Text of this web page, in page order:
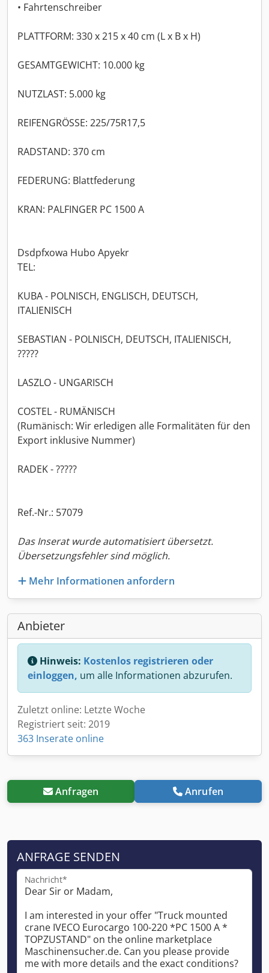
• Fahrtenschreiber
PLATTFORM: 330 x 215 x 40 cm (L x B x H)
GESAMTGEWICHT: 10.000 kg
NUTZLAST: 5.000 kg
REIFENGRÖSSE: 225/75R17,5
RADSTAND: 370 cm
FEDERUNG: Blattfederung
KRAN: PALFINGER PC 1500 A
Dsdpfxowa Hubo Apyekr
TEL:
KUBA - POLNISCH, ENGLISCH, DEUTSCH,
ITALIENISCH
SEBASTIAN - POLNISCH, DEUTSCH, ITALIENISCH,
?????
LASZLO - UNGARISCH
COSTEL - RUMÄNISCH
(Rumänisch: Wir erledigen alle Formalitäten für den
Export inklusive Nummer)
RADEK - ?????
Ref.-Nr.: 57079
Das Inserat wurde automatisiert übersetzt.
Übersetzungsfehler sind möglich.
Mehr Informationen anfordern
Anbieter
Hinweis: Kostenlos registrieren oder
einloggen, um alle Informationen abzurufen.
Zuletzt online: Letzte Woche
Registriert seit: 2019
363 Inserate online
Anfragen Anrufen
ANFRAGE SENDEN
Nachricht*